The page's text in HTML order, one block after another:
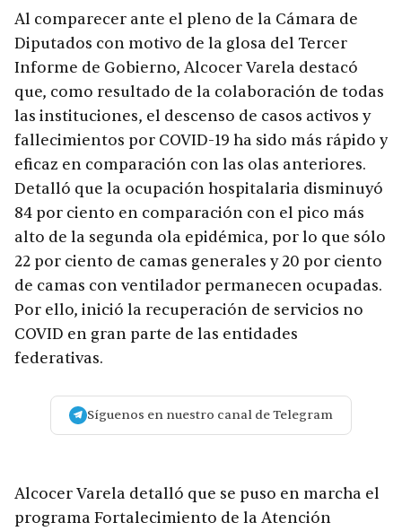
Al comparecer ante el pleno de la Cámara de
Diputados con motivo de la glosa del Tercer
Informe de Gobierno, Alcocer Varela destacó
que, como resultado de la colaboración de todas
las instituciones, el descenso de casos activos y
fallecimientos por COVID-19 ha sido más rápido y
eficaz en comparación con las olas anteriores.
Detalló que la ocupación hospitalaria disminuyó
84 por ciento en comparación con el pico más
alto de la segunda ola epidémica, por lo que sólo
22 por ciento de camas generales y 20 por ciento
de camas con ventilador permanecen ocupadas.
Por ello, inició la recuperación de servicios no
COVID en gran parte de las entidades
federativas.
Síguenos en nuestro canal de Telegram
Alcocer Varela detalló que se puso en marcha el
programa Fortalecimiento de la Atención